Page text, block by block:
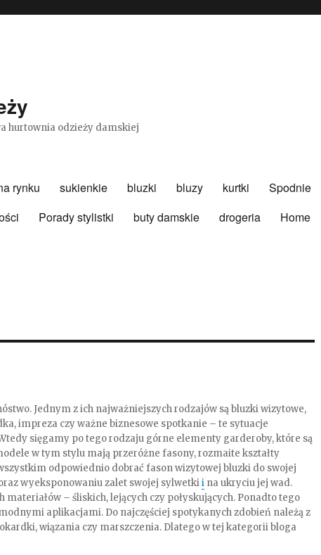
hurtownia odzieży damskiej
rynku sukienkie bluzki bluzy kurtki Spodnie
Porady stylistki buty damskie drogeria Home
Jednym z ich najważniejszych rodzajów są bluzki wizytowe,
impreza czy ważne biznesowe spotkanie – te sytuacje
sięgamy po tego rodzaju górne elementy garderoby, które są
w tym stylu mają przeróżne fasony, rozmaite kształty
odpowiednio dobrać fason wizytowej bluzki do swojej
wyeksponowaniu zalet swojej sylwetkii na ukryciu jej wad.
– śliskich, lejących czy połyskujących. Ponadto tego
aplikacjami. Do najczęściej spotykanych zdobień należą z
wiązania czy marszczenia. Dlatego w tej kategorii bloga